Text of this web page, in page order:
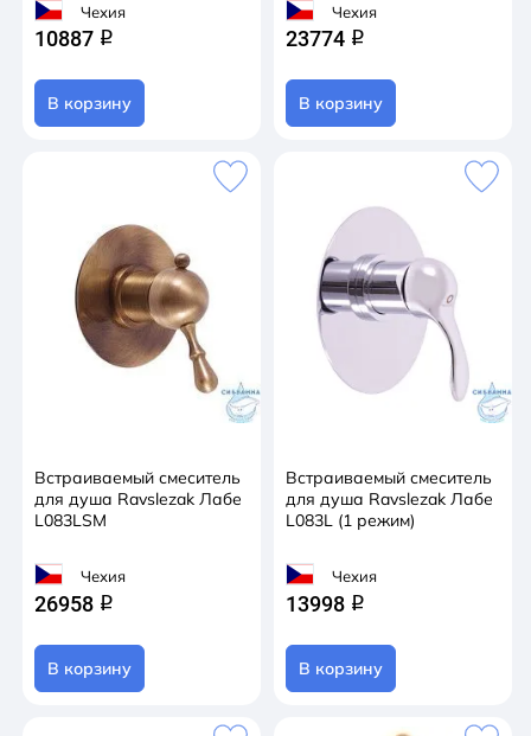
Чехия
10887 q
В корзину
Чехия
23774 q
В корзину
Встраиваемый смеситель
для душа Ravslezak Лабе
L083LSM
Чехия
26958 q
В корзину
Встраиваемый смеситель
для душа Ravslezak Лабе
L083L (1 режим)
Чехия
13998 q
В корзину